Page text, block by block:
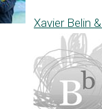
Xavier Belin